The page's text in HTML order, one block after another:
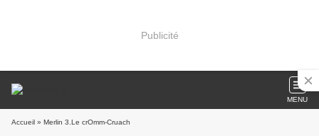
Publicité
MENU
Accueil » Merlin 3.Le crOmm-Cruach